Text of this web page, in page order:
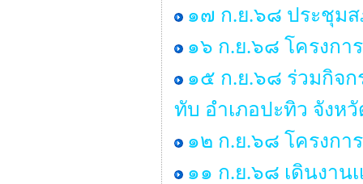
๑๗ ก.ย.๖๘ ประชุม
๑๖ ก.ย.๖๘ โครงกา
๑๕ ก.ย.๖๘ ร่วมกิจ
ทับ อำเภอปะทิว จังห
๑๒ ก.ย.๖๘ โครงกา
๑๑ ก.ย.๖๘ เดินงาน